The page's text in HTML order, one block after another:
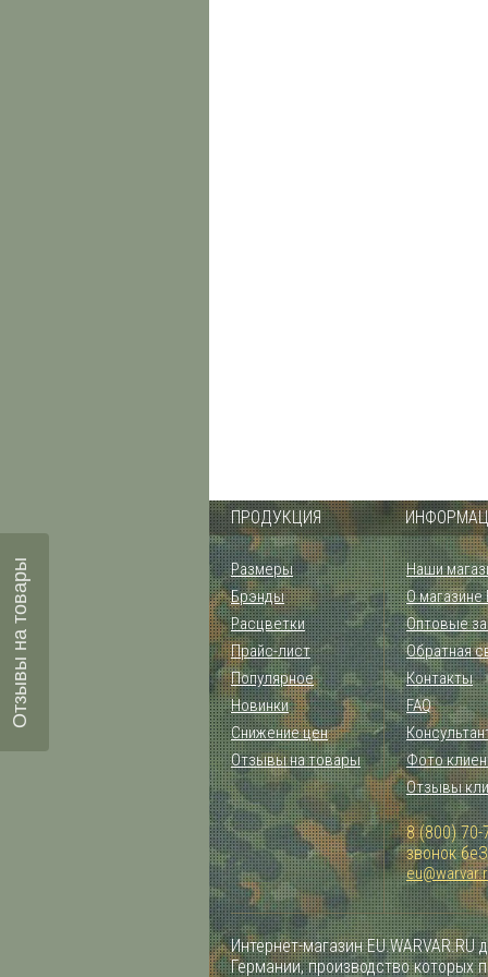
ПРОДУКЦИЯ
Размеры
Брэнды
Расцветки
Прайс-лист
Популярное
Новинки
Снижение цен
Отзывы на товары
Наши
О магазине
Оптовые
Обратная
Контакты
FAQ
Фото
Отзывы
8 (800) 70-
звонок
Интернет-магазин
Германии, производство которых
Отзывы на товары